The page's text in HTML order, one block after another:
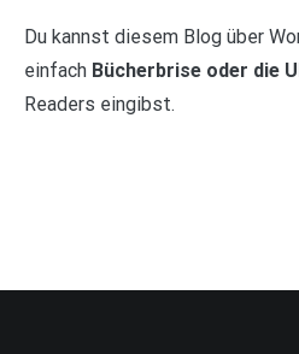
Du kannst diesem Blog über
einfach Bücherbrise oder die
Readers eingibst.